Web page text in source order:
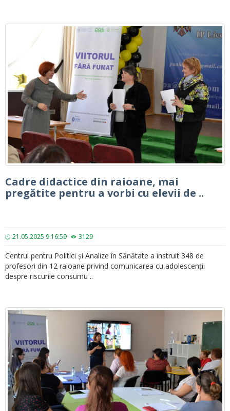
Cadre didactice din raioane, mai
pregătite pentru a vorbi cu elevii de ..
21.05.2025 9:16:59 3129
Centrul pentru Politici și Analize în Sănătate a instruit 348 de
profesori din 12 raioane privind comunicarea cu adolescenții
despre riscurile consumu ..